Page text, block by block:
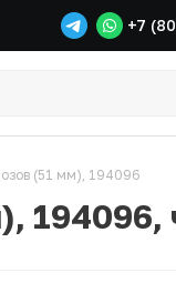
+7
(51 мм), 194096
194096,